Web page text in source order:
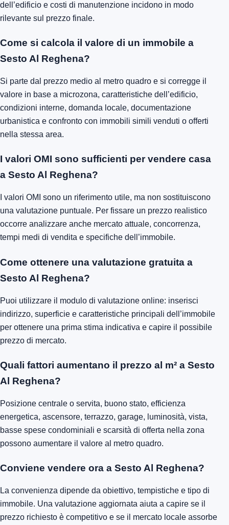
dell’edificio e costi di manutenzione incidono in modo
rilevante sul prezzo finale.
Come si calcola il valore di un immobile a
Sesto Al Reghena?
Si parte dal prezzo medio al metro quadro e si corregge il
valore in base a microzona, caratteristiche dell’edificio,
condizioni interne, domanda locale, documentazione
urbanistica e confronto con immobili simili venduti o offerti
nella stessa area.
I valori OMI sono sufficienti per vendere casa
a Sesto Al Reghena?
I valori OMI sono un riferimento utile, ma non sostituiscono
una valutazione puntuale. Per fissare un prezzo realistico
occorre analizzare anche mercato attuale, concorrenza,
tempi medi di vendita e specifiche dell’immobile.
Come ottenere una valutazione gratuita a
Sesto Al Reghena?
Puoi utilizzare il modulo di valutazione online: inserisci
indirizzo, superficie e caratteristiche principali dell’immobile
per ottenere una prima stima indicativa e capire il possibile
prezzo di mercato.
Quali fattori aumentano il prezzo al m² a Sesto
Al Reghena?
Posizione centrale o servita, buono stato, efficienza
energetica, ascensore, terrazzo, garage, luminosità, vista,
basse spese condominiali e scarsità di offerta nella zona
possono aumentare il valore al metro quadro.
Conviene vendere ora a Sesto Al Reghena?
La convenienza dipende da obiettivo, tempistiche e tipo di
immobile. Una valutazione aggiornata aiuta a capire se il
prezzo richiesto è competitivo e se il mercato locale assorbe